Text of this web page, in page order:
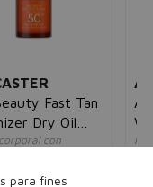
Fast Tan
Dry Oil
con
para fines